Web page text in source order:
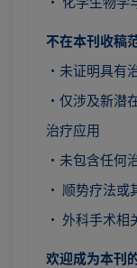
不在本刊收稿
·未证明具有
·仅涉及新潜
治疗应用
·未包含任何
· 顺势疗法或
· 外科手术相
欢迎成为本刊